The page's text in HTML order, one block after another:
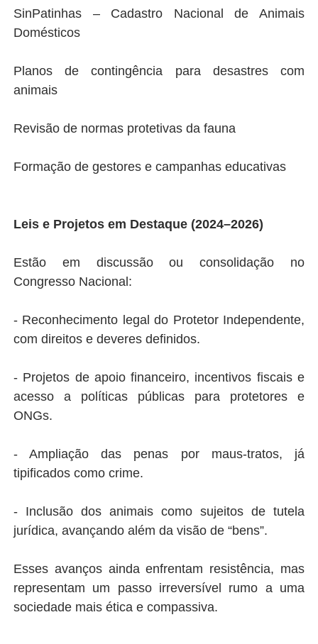
SinPatinhas – Cadastro Nacional de Animais
Domésticos
Planos de contingência para desastres com
animais
Revisão de normas protetivas da fauna
Formação de gestores e campanhas educativas
Leis e Projetos em Destaque (2024–2026)
Estão em discussão ou consolidação no
Congresso Nacional:
- Reconhecimento legal do Protetor Independente,
com direitos e deveres definidos.
- Projetos de apoio financeiro, incentivos fiscais e
acesso a políticas públicas para protetores e
ONGs.
- Ampliação das penas por maus-tratos, já
tipificados como crime.
- Inclusão dos animais como sujeitos de tutela
jurídica, avançando além da visão de “bens”.
Esses avanços ainda enfrentam resistência, mas
representam um passo irreversível rumo a uma
sociedade mais ética e compassiva.